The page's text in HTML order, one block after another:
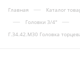
Главная — Каталог
— Головки 3/4" —
Г.34.42.М30 Головка